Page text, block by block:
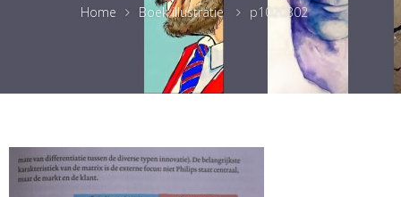
Home Boek illustratie p1020302